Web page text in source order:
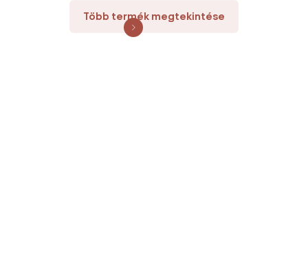
Több termék megtekintése